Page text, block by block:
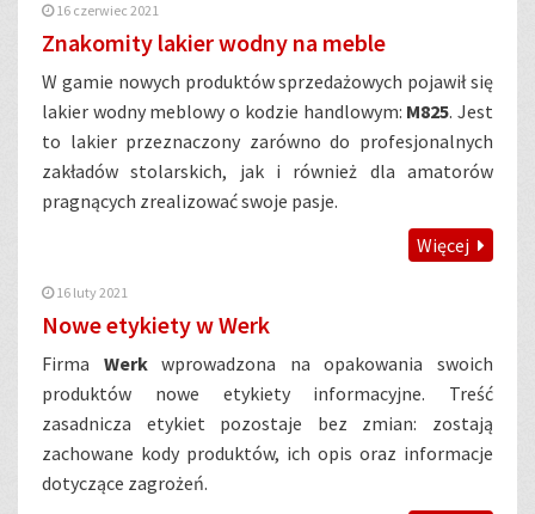
16 czerwiec 2021
Znakomity lakier wodny na meble
W gamie nowych produktów sprzedażowych pojawił się
lakier wodny meblowy o kodzie handlowym: M825. Jest
to lakier przeznaczony zarówno do profesjonalnych
zakładów stolarskich, jak i również dla amatorów
pragnących zrealizować swoje pasje.
Więcej
16 luty 2021
Nowe etykiety w Werk
Firma Werkwprowadzona na opakowania swoich
produktów nowe etykiety informacyjne. Treść
zasadnicza etykiet pozostaje bez zmian: zostają
zachowane kody produktów, ich opis oraz informacje
dotyczące zagrożeń.